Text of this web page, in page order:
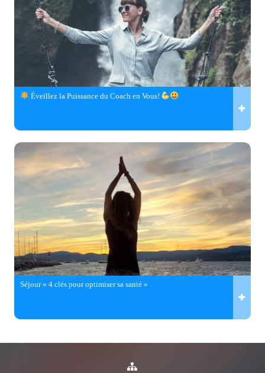
Éveillez la Puissance du Coach en Vous!
Séjour « 4 clés pour optimiser sa santé »